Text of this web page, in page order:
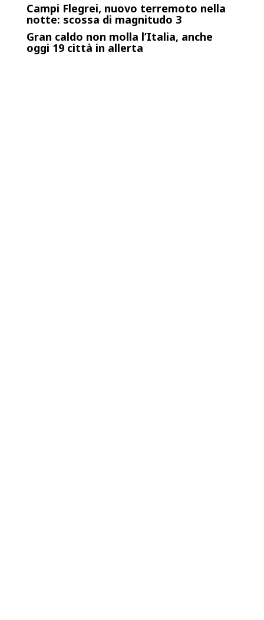
Campi Flegrei, nuovo terremoto nella
notte: scossa di magnitudo 3
Gran caldo non molla l’Italia, anche
oggi 19 città in allerta